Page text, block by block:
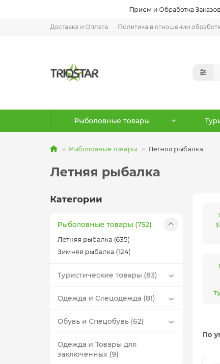
Прием и Обработка
Доставка и Оплата Политика в отношении
Рыболовные товары
Рыболовные товары Летняя рыбалка
Летняя рыбалка
Категории
Рыболовные товары (752)
Летняя рыбалка (635)
Зимняя рыбалка (124)
Туристические товары (83)
Одежда и Спецодежда (81)
Обувь и Спецобувь (62)
Одежда и Товары для
заключенных (9)
По